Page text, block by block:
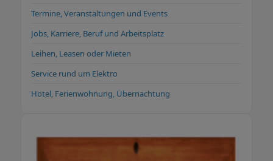
Termine, Veranstaltungen und Events
Jobs, Karriere, Beruf und Arbeitsplatz
Leihen, Leasen oder Mieten
Service rund um Elektro
Hotel, Ferienwohnung, Übernachtung